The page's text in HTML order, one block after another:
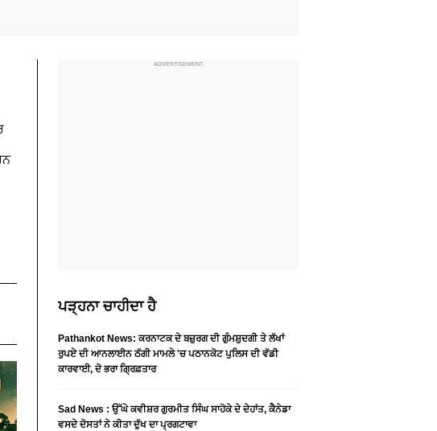
ਪੜ੍ਹਨਾ ਚਾਹੀਦਾ ਹੈ
Pathankot News: ਕਰਨਾਟਕ ਦੇ ਬਜ਼ੁਰਗ ਦੀ ਗੁੰਮਸ਼ੁਦਗੀ ਤੇ ਲੱਖਾਂ
ਰੁਪਏ ਦੀ ਆਨਲਾਈਨ ਠੱਗੀ ਮਾਮਲੇ 'ਚ ਪਠਾਨਕੋਟ ਪੁਲਿਸ ਦੀ ਵੱਡੀ
ਕਾਰਵਾਈ, ਦੋ ਭਰਾ ਗ੍ਰਿਫ਼ਤਾਰ
Sad News : ਉੱਘੇ ਕਵੀਸ਼ਰ ਗੁਰਮੀਤ ਸਿੰਘ ਸਾਹੋਕੇ ਦੇ ਦੇਹਾਂਤ, ਕੈਨੇਡਾ
ਵਸਦੇ ਦੋਸਤਾਂ ਨੇ ਕੀਤਾ ਦੁੱਖ ਦਾ ਪ੍ਰਗਟਾਵਾ